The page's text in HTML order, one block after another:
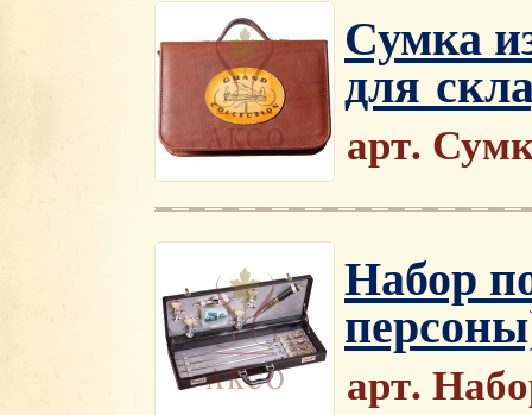
Сумка
для
арт.
Набор
арт.